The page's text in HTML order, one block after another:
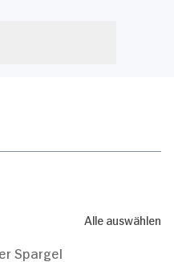
Alle auswählen
Spargel